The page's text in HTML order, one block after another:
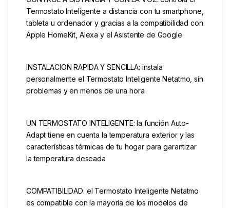
Termostato Inteligente a distancia con tu smartphone,
tableta u ordenador y gracias a la compatibilidad con
Apple HomeKit, Alexa y el Asistente de Google
INSTALACION RAPIDA Y SENCILLA: instala
personalmente el Termostato Inteligente Netatmo, sin
problemas y en menos de una hora
UN TERMOSTATO INTELIGENTE: la función Auto-
Adapt tiene en cuenta la temperatura exterior y las
características térmicas de tu hogar para garantizar
la temperatura deseada
COMPATIBILIDAD: el Termostato Inteligente Netatmo
es compatible con la mayoría de los modelos de